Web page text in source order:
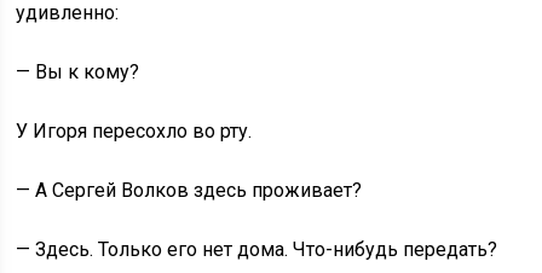
удивленно:
— Вы к кому?
У Игоря пересохло во рту.
— А Сергей Волков здесь проживает?
— Здесь. Только его нет дома. Что-нибудь передать?